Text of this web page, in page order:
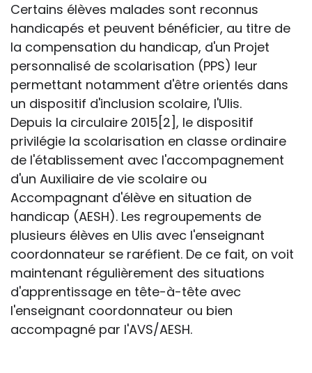
Certains élèves malades sont reconnus
handicapés et peuvent bénéficier, au titre de
la compensation du handicap, d'un Projet
personnalisé de scolarisation (PPS) leur
permettant notamment d'être orientés dans
un dispositif d'inclusion scolaire, l'Ulis.
Depuis la circulaire 2015[2], le dispositif
privilégie la scolarisation en classe ordinaire
de l'établissement avec l'accompagnement
d'un Auxiliaire de vie scolaire ou
Accompagnant d'élève en situation de
handicap (AESH). Les regroupements de
plusieurs élèves en Ulis avec l'enseignant
coordonnateur se raréfient. De ce fait, on voit
maintenant régulièrement des situations
d'apprentissage en tête-à-tête avec
l'enseignant coordonnateur ou bien
accompagné par l'AVS/AESH.